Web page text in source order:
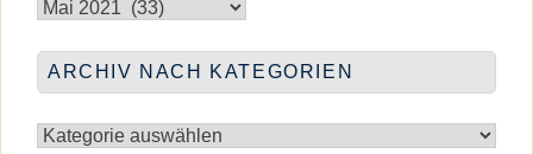
nach
ARCHIV NACH KATEGORIEN
nach